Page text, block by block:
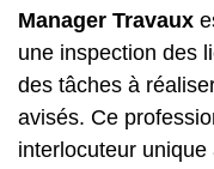
Manager Travaux
une inspection des
des tâches à
avisés. Ce
interlocuteur